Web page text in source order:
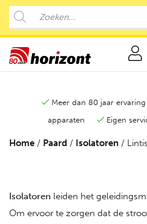
Meer dan 80 jaar ervaring
apparaten
Eigen
Isolatoren leiden het
Om ervoor te zorgen dat de
Home / Paard / Isolatoren /